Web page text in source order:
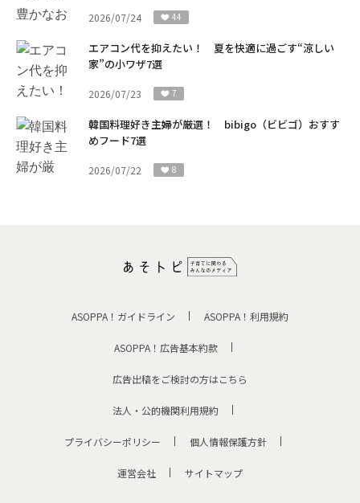
2026/07/24 44
エアコン代を抑えたい！ 夏を快適に過ごす“涼しい
家”の小ワザ7選
2026/07/23 7
韓国料理好き主婦が厳選！ bibigo（ビビゴ）おすす
めフード7選
2026/07/22 8
ASOPPA！ガイドライン ASOPPA！利用規約
ASOPPA！広告基本約款
広告出稿をご検討の方はこちら
法人・公的機関利用規約
プライバシーポリシー 個人情報保護方針
運営会社 サイトマップ